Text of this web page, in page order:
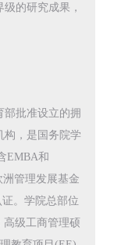
的研究成果，
部批准设立的拥
构，是国务院学
EMBA和
管理发展基金
。学院总部位
高级工商管理硕